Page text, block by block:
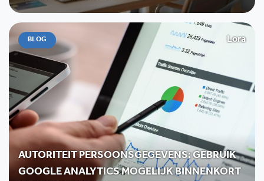
BLOG Lora
AUTORITEIT PERSOONSGEGEVENS: GEBRUIK
GOOGLE ANALYTICS MOGELIJK BINNENKORT